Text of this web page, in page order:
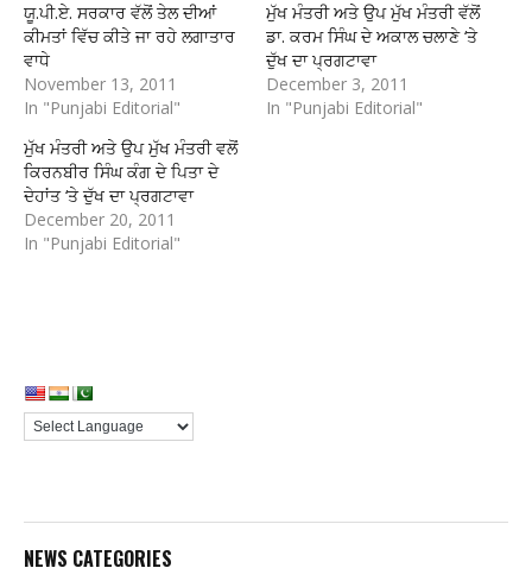
ਯੂ.ਪੀ.ਏ. ਸਰਕਾਰ ਵੱਲੋਂ ਤੇਲ ਦੀਆਂ
ਕੀਮਤਾਂ ਵਿੱਚ ਕੀਤੇ ਜਾ ਰਹੇ ਲਗਾਤਾਰ
ਵਾਧੇ
November 13, 2011
In "Punjabi Editorial"
ਮੁੱਖ ਮੰਤਰੀ ਅਤੇ ਉਪ ਮੁੱਖ ਮੰਤਰੀ ਵੱਲੋਂ
ਡਾ. ਕਰਮ ਸਿੰਘ ਦੇ ਅਕਾਲ ਚਲਾਣੇ ‘ਤੇ
ਦੁੱਖ ਦਾ ਪ੍ਰਗਟਾਵਾ
December 3, 2011
In "Punjabi Editorial"
ਮੁੱਖ ਮੰਤਰੀ ਅਤੇ ਉਪ ਮੁੱਖ ਮੰਤਰੀ ਵਲੋਂ
ਕਿਰਨਬੀਰ ਸਿੰਘ ਕੰਗ ਦੇ ਪਿਤਾ ਦੇ
ਦੇਹਾਂਤ ‘ਤੇ ਦੁੱਖ ਦਾ ਪ੍ਰਗਟਾਵਾ
December 20, 2011
In "Punjabi Editorial"
NEWS CATEGORIES